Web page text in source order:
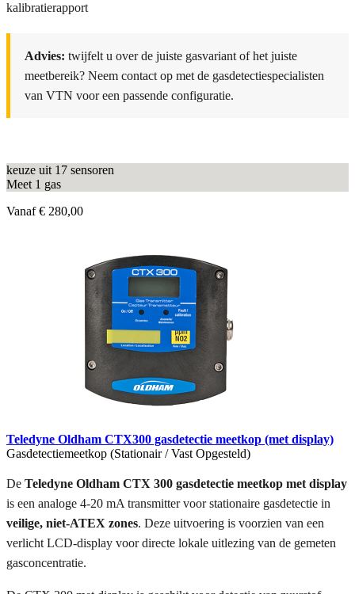
kalibratierapport
Advies: twijfelt u over de juiste gasvariant of het juiste
meetbereik? Neem contact op met de gasdetectiespecialisten
van VTN voor een passende configuratie.
keuze uit 17 sensoren
Meet 1 gas
Vanaf € 280,00
Teledyne Oldham CTX300 gasdetectie meetkop (met display)
Gasdetectiemeetkop (Stationair / Vast Opgesteld)
De Teledyne Oldham CTX 300 gasdetectie meetkop met display
is een analoge 4-20 mA transmitter voor stationaire gasdetectie in
veilige, niet-ATEX zones. Deze uitvoering is voorzien van een
verlicht LCD-display voor directe lokale uitlezing van de gemeten
gasconcentratie.